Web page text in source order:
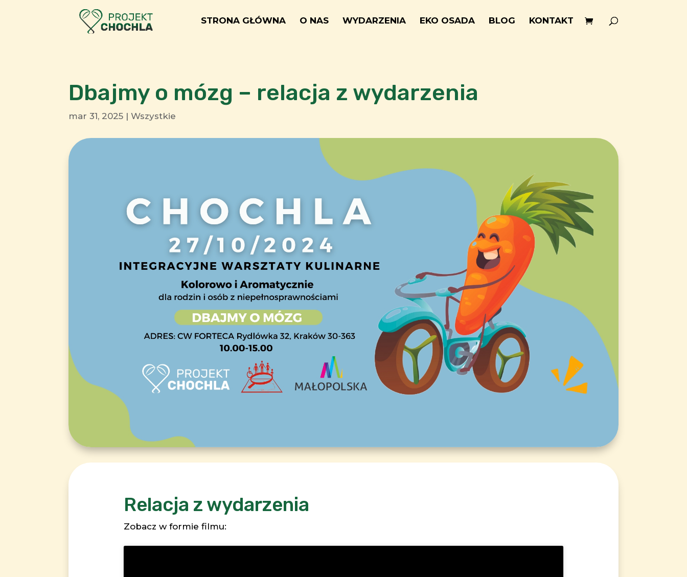
STRONA GŁÓWNA O NAS WYDARZENIA EKO OSADA BLOG KONTAKT
Dbajmy o mózg – relacja z wydarzenia
mar 31, 2025 |Wszystkie
Relacja z wydarzenia
Zobacz w formie filmu: